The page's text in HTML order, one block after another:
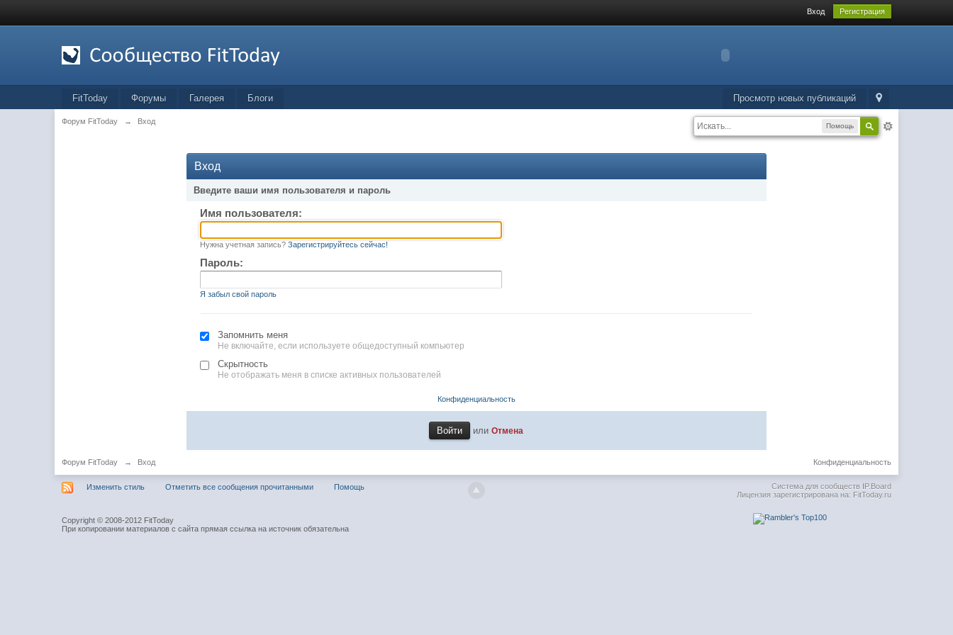
Вход Регистрация
Просмотр новых публикаций
FitToday Форумы Галерея Блоги
Форум FitToday → Вход
Помощь
Вход
Введите ваши имя пользователя и пароль
Имя пользователя:
Нужна учетная запись? Зарегистрируйтесь сейчас!
Пароль:
Я забыл свой пароль
Запомнить меня
Не включайте, если используете общедоступный компьютер
Скрытность
Не отображать меня в списке активных пользователей
Конфиденциальность
илиОтмена
Форум FitToday → Вход Конфиденциальность
Изменить стиль Отметить все сообщения прочитанными Помощь Система для сообществ IP.Board
Лицензия зарегистрирована на: FitToday.ru
Copyright © 2008-2012 FitToday
При копировании материалов с сайта прямая ссылка на источник обязательна